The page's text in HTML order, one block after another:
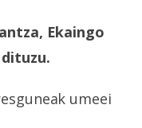
Ekaingo
umeei